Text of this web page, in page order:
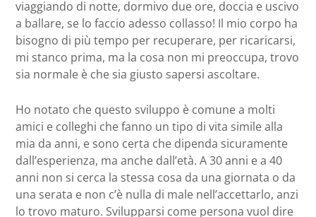
viaggiando di notte, dormivo due ore, doccia e uscivo
a ballare, se lo faccio adesso collasso! Il mio corpo ha
bisogno di più tempo per recuperare, per ricaricarsi,
mi stanco prima, ma la cosa non mi preoccupa, trovo
sia normale è che sia giusto sapersi ascoltare.
Ho notato che questo sviluppo è comune a molti
amici e colleghi che fanno un tipo di vita simile alla
mia da anni, e sono certa che dipenda sicuramente
dall’esperienza, ma anche dall’età. A 30 anni e a 40
anni non si cerca la stessa cosa da una giornata o da
una serata e non c’è nulla di male nell’accettarlo, anzi
lo trovo maturo. Svilupparsi come persona vuol dire